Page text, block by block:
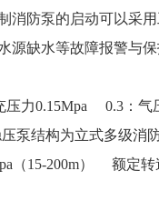
防泵的启动可以采
源缺水等故障报警与
压力0.15Mpa 0.3：气
泵结构为立式多级消
（15-200m） 额定